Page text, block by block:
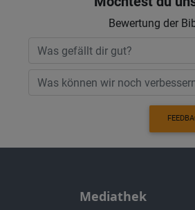
Bewertung der
Mediathek